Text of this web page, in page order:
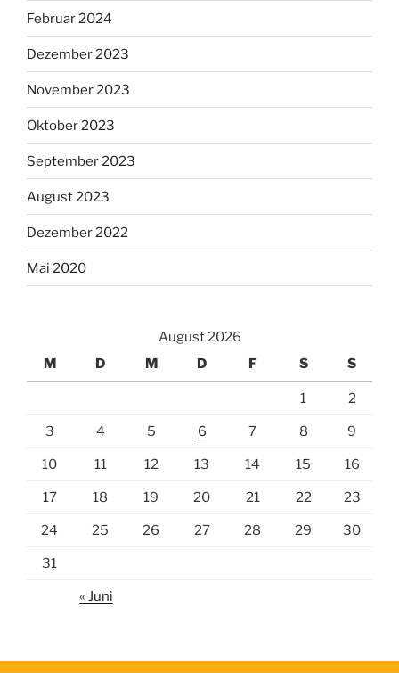
Februar 2024
Dezember 2023
November 2023
Oktober 2023
September 2023
August 2023
Dezember 2022
Mai 2020
August 2026
M
D M D F S S
1 2
3 4 5 6 7 8 9
10 11 12 13 14 15 16
17 18 19 20 21 22 23
24 25 26 27 28 29 30
31
« Juni